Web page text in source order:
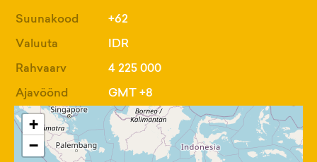
Suunakood
+62
Valuuta
IDR
Rahvaarv
4 225 000
Ajavöönd
GMT +8
+
−